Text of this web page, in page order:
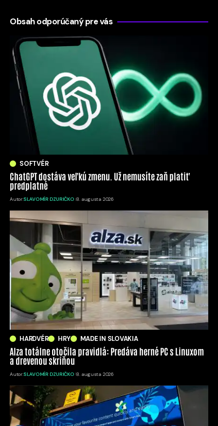
Obsah odporúčaný pre vás
SOFTVÉR
ChatGPT dostáva veľkú zmenu. Už nemusíte zaň platiť
predplatné
Autor:SLAVOMÍR DZURIČKO 8. augusta 2026
HARDVÉR HRY MADE IN SLOVAKIA
Alza totálne otočila pravidlá: Predáva herné PC s Linuxom
a drevenou skriňou
Autor:SLAVOMÍR DZURIČKO 8. augusta 2026